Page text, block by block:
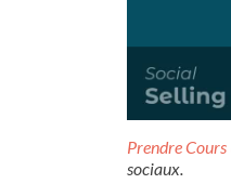
PrendreCours
sociaux.